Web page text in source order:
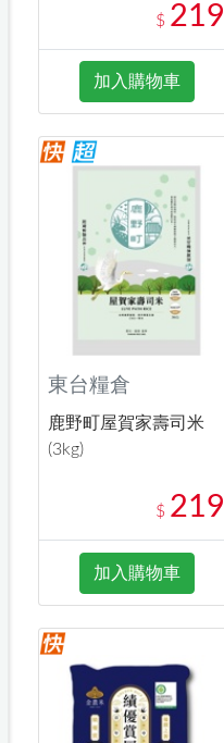
$ 219
加入購物車
東台糧倉
鹿野町屋賀家壽司米
(3kg)
$ 219
加入購物車